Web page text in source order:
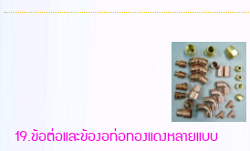
19.ข้อต่อและข้องอท่อทองแดงหลายแบบ